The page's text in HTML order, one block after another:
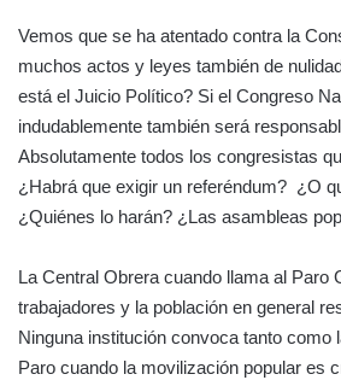
Vemos que se ha atentado contra la
muchos actos y leyes también de
está el Juicio Político? Si el Congreso
indudablemente también será
Absolutamente todos los congresistas
¿Habrá que exigir un referéndum? ¿O
¿Quiénes lo harán? ¿Las asambleas
La Central Obrera cuando llama al Paro
trabajadores y la población en general
Ninguna institución convoca tanto como
Paro cuando la movilización popular es